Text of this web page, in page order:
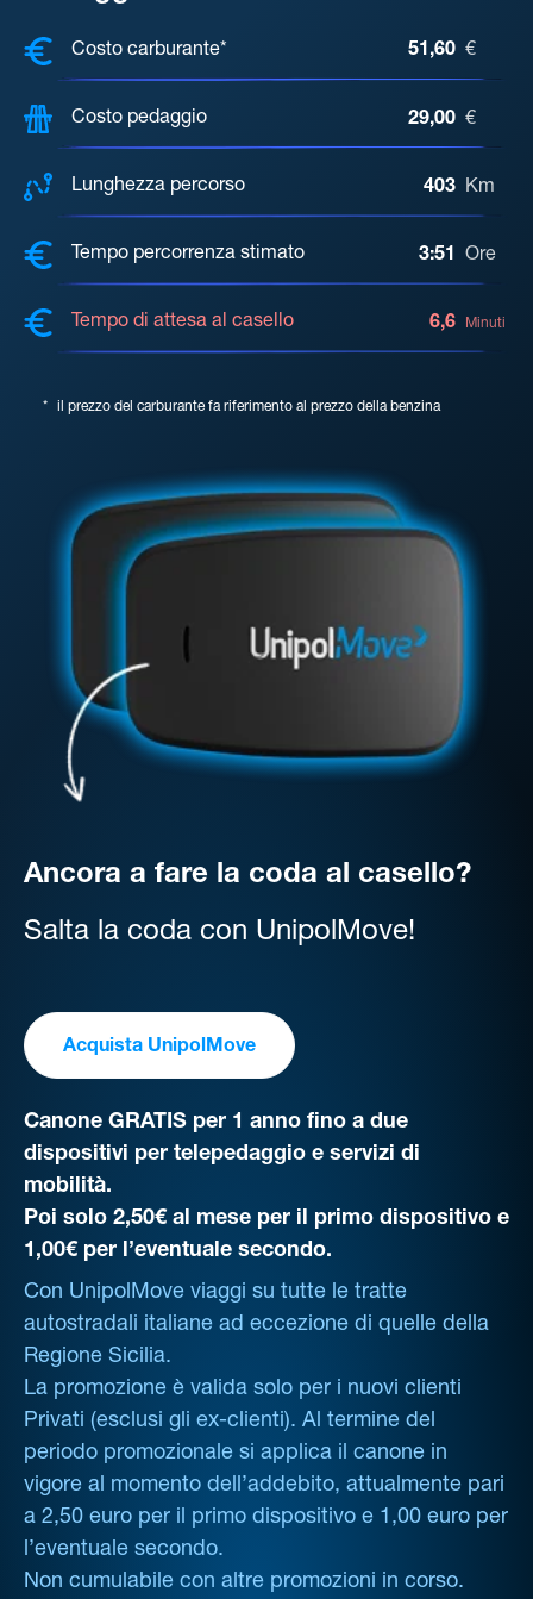
COSTI, DISTANZA, TEMPO DI
Costo carburante* 51,60 €
Costo pedaggio 29,00 €
Lunghezza percorso 403 Km
Tempo percorrenza stimato 3:51 Ore
Tempo di attesa al casello 6,6 Minuti
* il prezzo del carburante fa riferimento al prezzo della benzina
Ancora a fare la coda al casello?
Salta la coda con UnipolMove!
Acquista UnipolMove
Canone GRATIS per 1 anno fino a due
dispositivi per telepedaggio e servizi di
mobilità.
Poi solo 2,50€ al mese per il primo dispositivo e
1,00€ per l’eventuale secondo.
Con UnipolMove viaggi su tutte le tratte
autostradali italiane ad eccezione di quelle della
Regione Sicilia.
La promozione è valida solo per i nuovi clienti
Privati (esclusi gli ex-clienti). Al termine del
periodo promozionale si applica il canone in
vigore al momento dell’addebito, attualmente pari
a 2,50 euro per il primo dispositivo e 1,00 euro per
l’eventuale secondo.
Non cumulabile con altre promozioni in corso.